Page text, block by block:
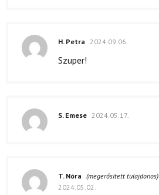
H. Petra 2024.09.06.
Szuper!
S. Emese 2024.05.17.
T. Nóra (megerősített tulajdonos)
2024.05.02.